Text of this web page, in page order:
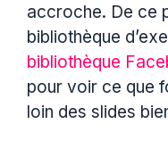
accroche. De ce
bibliothèque
bibliothèque
pour voir ce que
loin des slides